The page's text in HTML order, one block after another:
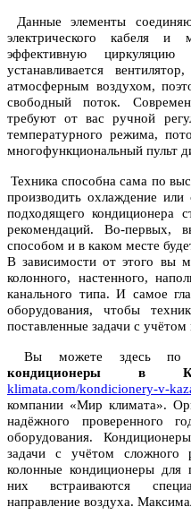
Данные элементы
электрического кабеля и
эффективную
устанавливается
атмосферным воздухом,
свободный поток.
требуют от вас ручной
температурного режима,
многофункциональный пульт
Техника способна сама по
производить охлаждение
подходящего кондиционера
рекомендаций. Во-первых,
способом и в каком месте
В зависимости от этого вы
колонного, настенного,
канального типа. И самое
оборудования, чтобы
поставленные задачи с
Вы можете здесь по
кондиционеры в
klimata.com/kondicionery-v-
компании «Мир климата».
надёжного проверенного
оборудования.
задачи с учётом сложного
колонные кондиционеры
них встраиваются
направление воздуха.